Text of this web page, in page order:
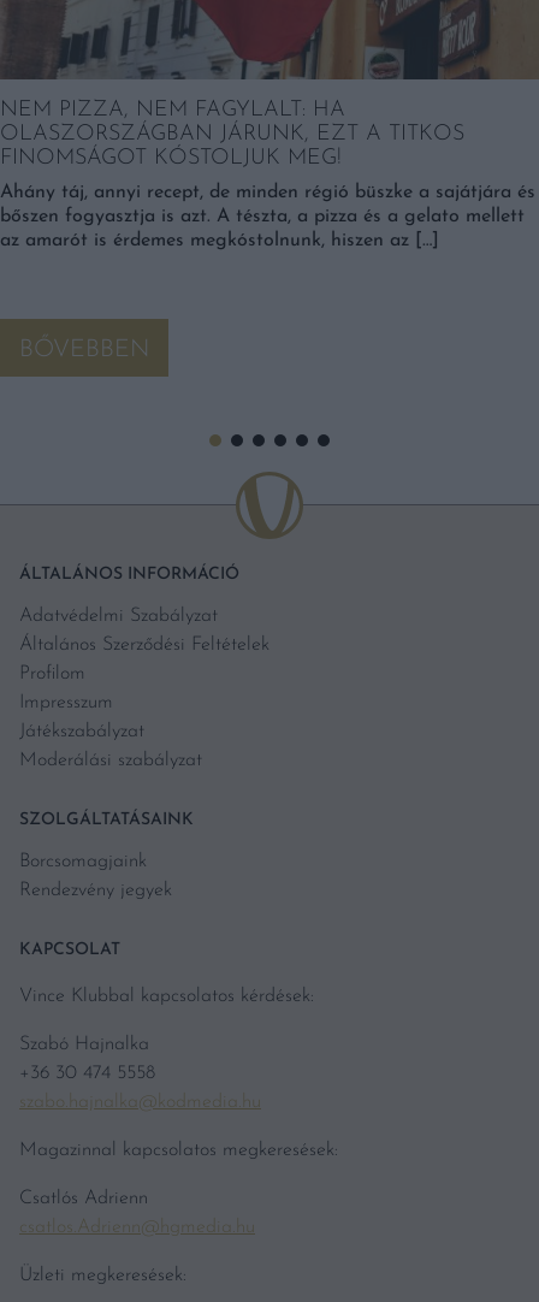
NEM PIZZA, NEM FAGYLALT: HA
OLASZORSZÁGBAN JÁRUNK, EZT A TITKOS
FINOMSÁGOT KÓSTOLJUK MEG!
Ahány táj, annyi recept, de minden régió büszke a sajátjára és
bőszen fogyasztja is azt. A tészta, a pizza és a gelato mellett
az amarót is érdemes megkóstolnunk, hiszen az […]
BŐVEBBEN
ÁLTALÁNOS INFORMÁCIÓ
Adatvédelmi Szabályzat
Általános Szerződési Feltételek
Profilom
Impresszum
Játékszabályzat
Moderálási szabályzat
SZOLGÁLTATÁSAINK
Borcsomagjaink
Rendezvény jegyek
KAPCSOLAT
Vince Klubbal kapcsolatos kérdések:
Szabó Hajnalka
+36 30 474 5558
szabo.hajnalka@kodmedia.hu
Magazinnal kapcsolatos megkeresések:
Csatlós Adrienn
csatlos.Adrienn@hgmedia.hu
Üzleti megkeresések: